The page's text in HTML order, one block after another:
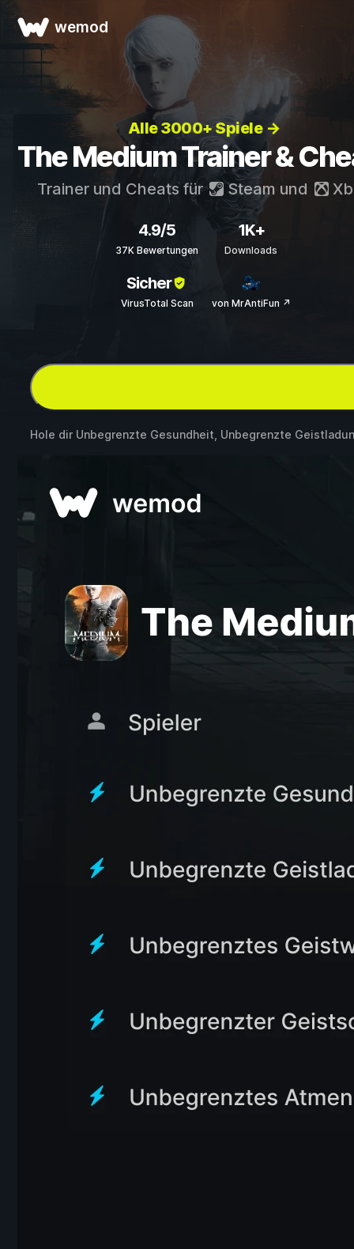
wemod
Alle 3000+ Spiele →
The Medium Trainer &
Trainer und Cheats für Steam und
4.9/5
37K Bewertungen
1K+
Downloads
Sicher
VirusTotal Scan von MrAntiFun ↗
Hole dir Unbegrenzte Gesundheit, Unbegrenzte